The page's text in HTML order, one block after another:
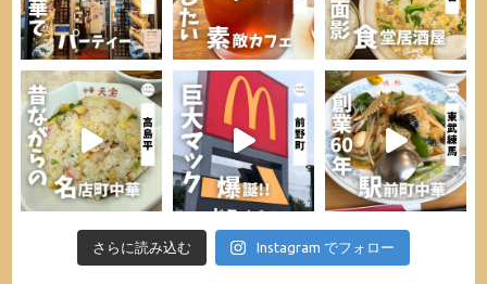
さらに読み込む Instagram でフォロー